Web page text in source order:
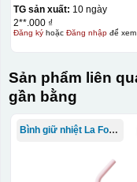
TG sản xuất: 10 ngày
2**.000 ₫
Đăng kýhoặc Đăng nhậpđể xem
Sản phẩm liên
gần bằng
Bình giữ nhiệt La Fonte